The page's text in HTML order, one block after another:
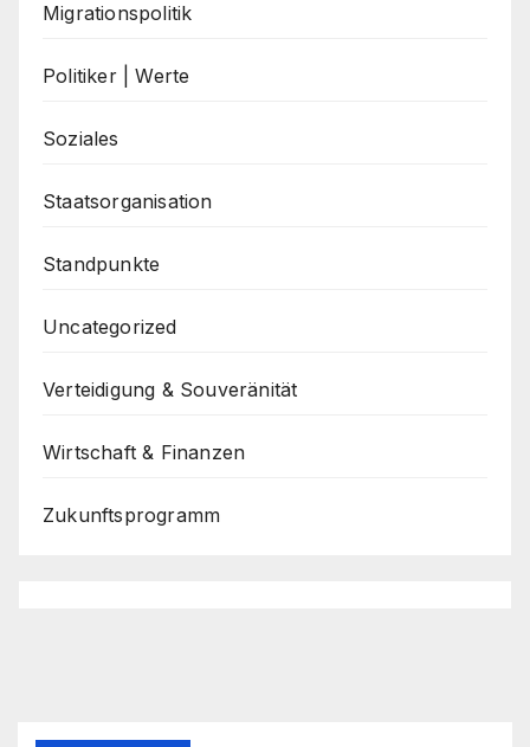
Migrationspolitik
Politiker | Werte
Soziales
Staatsorganisation
Standpunkte
Uncategorized
Verteidigung & Souveränität
Wirtschaft & Finanzen
Zukunftsprogramm